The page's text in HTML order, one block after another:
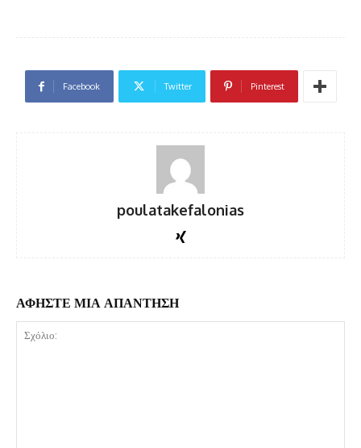
Facebook Twitter Pinterest
poulatakefalonias
ΑΦΗΣΤΕ ΜΙΑ ΑΠΑΝΤΗΣΗ